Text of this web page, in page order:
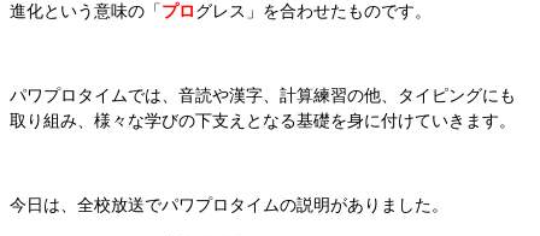
進化という意味の「 プロ グレス」を合わせたものです。
パワプロタイムでは、音読や漢字、計算練習の他、タイピングにも
取り組み、様々な学びの下支えとなる基礎を身に付けていきます。
今日は、全校放送でパワプロタイムの説明がありました。